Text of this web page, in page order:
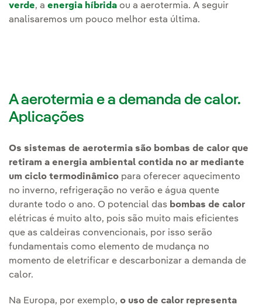
verde, a energia híbrida ou a aerotermia. A seguir
analisaremos um pouco melhor esta última.
A aerotermia e a demanda de calor.
Aplicações
Os sistemas de aerotermia são bombas de calor que
retiram a energia ambiental contida no ar mediante
um ciclo termodinâmico para oferecer aquecimento
no inverno, refrigeração no verão e água quente
durante todo o ano. O potencial das bombas de calor
elétricas é muito alto, pois são muito mais eficientes
que as caldeiras convencionais, por isso serão
fundamentais como elemento de mudança no
momento de eletrificar e descarbonizar a demanda de
calor.
Na Europa, por exemplo, o uso de calor representa